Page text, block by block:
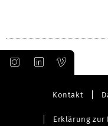
Kontakt
Erklärung